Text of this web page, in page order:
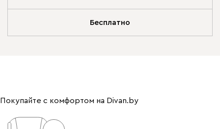
Бесплатно
Покупайте с комфортом на Divan.by